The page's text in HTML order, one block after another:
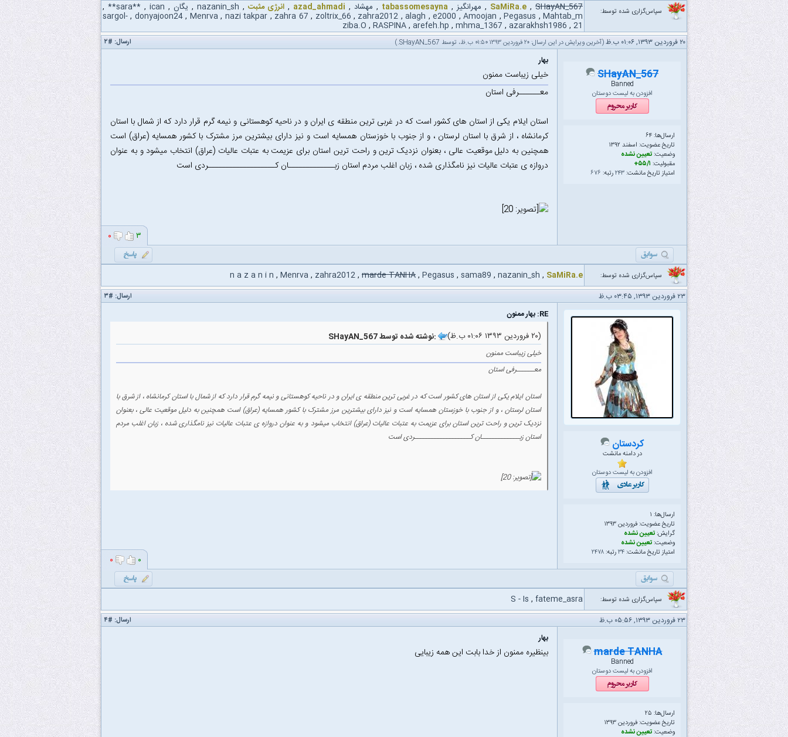
سپاس‌گزاری شده توسط: SHayAN_567
,
SaMiRa.e
, مهرانگیز ,
tabassomesayna
, مهشاد ,
azad_ahmadi
, انرژی مثبت ,
nazanin_sh
, یگان ,
ican
,
**sara**
,
Mahtab_m
,
Pegasus
,
Amoojan
,
e2000
,
alagh
,
zahra2012
,
zoltrix_66
,
zahra 67
,
nazi takpar
,
Menrva
,
donyajoon24
,
sargol-
21
,
azarakhsh1986
,
mhma_1367
,
arefeh.hp
,
RASPINA
,
ziba.O
ارسال: #۲ ۲۰ فروردین ۱۳۹۳, ۰۱:۰۶ ب.ظ (آخرین ویرایش در این ارسال: ۲۰ فروردین ۱۳۹۳ ۰۱:۵۰ ب.ظ، توسط SHayAN_567
.)
SHayAN_567
Banned
افزودن به لیست دوستان
ارسال‌ها: ۶۴
تاریخ عضویت: اسفند ۱۳۹۲
وضعیت:تعیین نشده
مقبولیت: ۵۵/۱+
امتیاز تاریخ مانشت:۲۴۳رتبه: ۶۷۶
بهار
خیلی زیباست ممنون
معــــــرفی استان
استان ایلام یکی از استان های کشور است که در غربی ترین منطقه ی ایران و در ناحیه کوهستانی و نیمه گرم قرار دارد که از شمال با استان
کرمانشاه ، از شرق با استان لرستان ، و از جنوب با خوزستان همسایه است و نیز دارای بیشترین مرز مشترک با کشور همسایه (عراق) است
همچنین به دلیل موقعیت عالی ، بعنوان نزدیک ترین و راحت ترین استان برای عزیمت به عتبات عالیات (عراق) انتخاب میشود و به عنوان
دروازه ی عتبات عالیات نیز نامگذاری شده ، زبان اغلب مردم استان زبـــــــــــــان کـــــــــــــــــــردی است
۳ ۰
سپاس‌گزاری شده توسط: SaMiRa.e
,
nazanin_sh
,
sama89
,
Pegasus
,
marde TANHA
,
zahra2012
,
Menrva
,
n a z a n i n
ارسال: #۳ ۲۳ فروردین ۱۳۹۳, ۰۳:۴۵ ب.ظ
کردستان
در دامنه مانشت
افزودن به لیست دوستان
ارسال‌ها: ۱
تاریخ عضویت: فروردین ۱۳۹۳
گرایش:تعیین نشده
وضعیت:تعیین نشده
امتیاز تاریخ مانشت:۳۴رتبه:۲۴۷۸
RE: بهار ممنون
(۲۰ فروردین ۱۳۹۳ ۰۱:۰۶ ب.ظ) SHayAN_567 نوشته شده توسط:
خیلی زیباست ممنون
معــــــرفی استان
استان ایلام یکی از استان های کشور است که در غربی ترین منطقه ی ایران و در ناحیه کوهستانی و نیمه گرم قرار دارد که از شمال با استان کرمانشاه ، از شرق با
استان لرستان ، و از جنوب با خوزستان همسایه است و نیز دارای بیشترین مرز مشترک با کشور همسایه (عراق) است همچنین به دلیل موقعیت عالی ، بعنوان
نزدیک ترین و راحت ترین استان برای عزیمت به عتبات عالیات (عراق) انتخاب میشود و به عنوان دروازه ی عتبات عالیات نیز نامگذاری شده ، زبان اغلب مردم
استان زبـــــــــــــان کـــــــــــــــــــردی است
۰ ۰
سپاس‌گزاری شده توسط: fateme_asra
,
S - Is
ارسال: #۴ ۲۳ فروردین ۱۳۹۳, ۰۵:۵۶ ب.ظ
marde TANHA
Banned
افزودن به لیست دوستان
ارسال‌ها: ۲۵
تاریخ عضویت: فروردین ۱۳۹۳
وضعیت:تعیین نشده
بهار
بینظیره ممنون از خدا بابت این همه زیبایی